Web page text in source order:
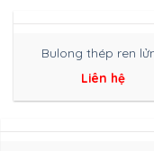
Bulong thép ren
Liên hệ